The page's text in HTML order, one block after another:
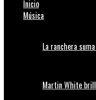
Inicio
Música
La ranchera
Martin White